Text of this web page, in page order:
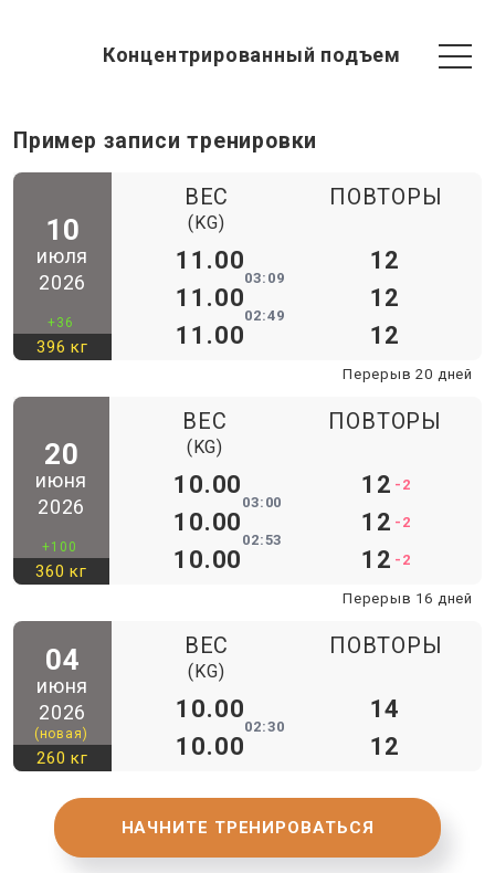
Концентрированный подъем
Пример записи тренировки
10
июля
2026
396 кг
+36
ВЕС
(KG)
ПОВТОРЫ
11.00
11.00
03:09
11.00
02:49
12
12
12
Перерыв 20 дней
20
июня
2026
360 кг
+100
ВЕС
(KG)
ПОВТОРЫ
10.00
10.00
03:00
10.00
02:53
12 -2
12 -2
12 -2
Перерыв 16 дней
04
июня
2026
260 кг
(новая)
ВЕС
(KG)
ПОВТОРЫ
10.00
10.00
02:30
14
12
НАЧНИТЕ ТРЕНИРОВАТЬСЯ